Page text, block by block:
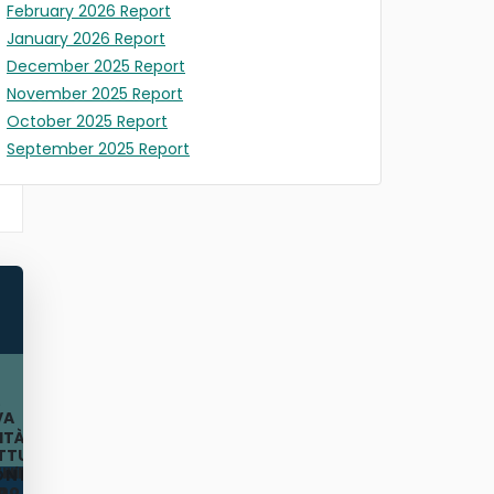
February 2026 Report
January 2026 Report
December 2025 Report
November 2025 Report
October 2025 Report
September 2025 Report